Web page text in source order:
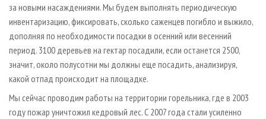
за новыми насаждениями. Мы будем выполнять периодическую
инвентаризацию, фиксировать, сколько саженцев погибло и выжило,
дополняя по необходимости посадки в осенний или весенний
период. 3100 деревь­ев на гектар посадили, если останется 2500,
значит, около полусотни мы должны еще посадить, анализируя,
какой отпад происходит на площадке.
Мы сейчас проводим работы на территории горельника, где в 2003
году пожар уничтожил кедровый лес. С 2007 года стали усиленно